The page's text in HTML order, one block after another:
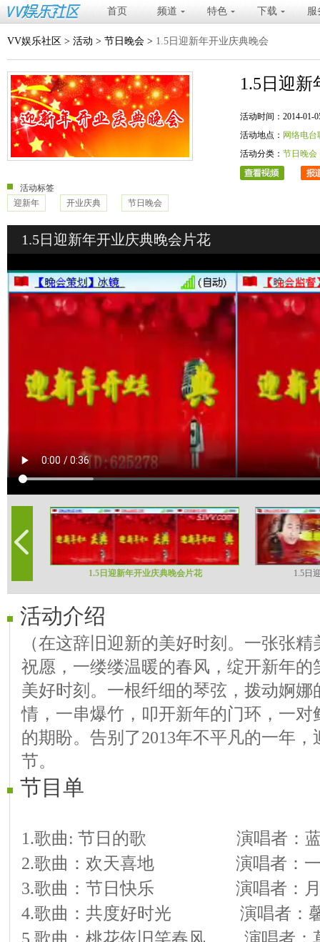
首页 频道 特色 下载 服
VV娱乐社区 > 活动 > 节日晚会 > 1.5日迎新年开业庆典晚会
1.5日迎
活动时间：2014-01-
活动地点： 网络电台
活动分类： 节日晚会
活动标签
迎新年
开业庆典 节日晚会
1.5日迎新年开业庆典晚会片花
1.5日迎新年开业庆典晚会片花 1.5日
活动介绍
（在这辞旧迎新的美好时刻。一张张
祝愿，一缕缕温暖的春风，绽开新年
美好时刻。一根纤细的琴弦，拨动婀
情，一串爆竹，叩开新年的门环，一
的期盼。告别了2013年不平凡的一年，
节。
节目单
1.歌曲: 节日的歌
演唱者：
2.歌曲：欢天喜地
演唱者：
3.歌曲：节日快乐
演唱者：
4.歌曲：共度好时光
演唱者：
5.歌曲：桃花依旧笑春风
演唱者：